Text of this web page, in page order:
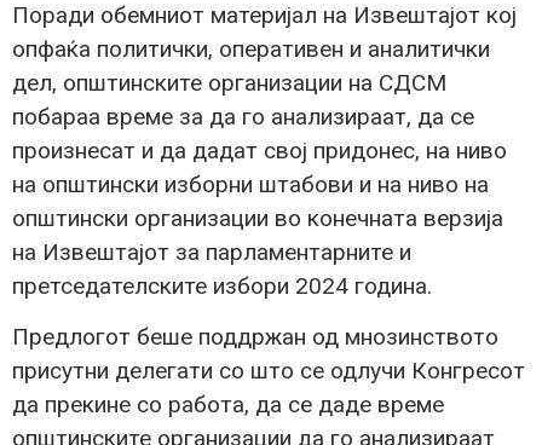
Поради обемниот материјал на Извештајот кој
опфаќа политички, оперативен и аналитички
дел, општинските организации на СДСМ
побараа време за да го анализираат, да се
произнесат и да дадат свој придонес, на ниво
на општински изборни штабови и на ниво на
општински организации во конечната верзија
на Извештајот за парламентарните и
претседателските избори 2024 година.
Предлогот беше поддржан од мнозинството
присутни делегати со што се одлучи Конгресот
да прекине со работа, да се даде време
општинските организации да го анализираат